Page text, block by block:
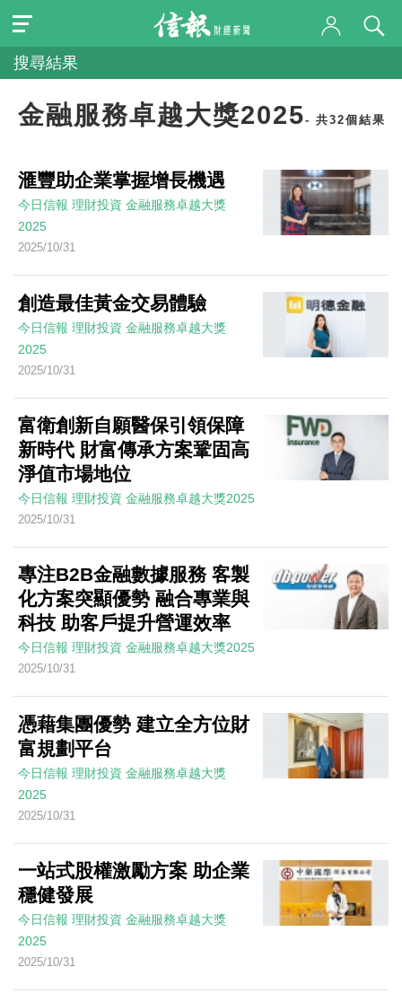
搜尋結果
金融服務卓越大獎2025- 共32個結果
滙豐助企業掌握增長機遇
今日信報 理財投資 金融服務卓越大獎
2025
2025/10/31
創造最佳黃金交易體驗
今日信報 理財投資 金融服務卓越大獎
2025
2025/10/31
富衛創新自願醫保引領保障
新時代 財富傳承方案鞏固高
淨值市場地位
今日信報 理財投資 金融服務卓越大獎2025
2025/10/31
專注B2B金融數據服務 客製
化方案突顯優勢 融合專業與
科技 助客戶提升營運效率
今日信報 理財投資 金融服務卓越大獎2025
2025/10/31
憑藉集團優勢 建立全方位財
富規劃平台
今日信報 理財投資 金融服務卓越大獎
2025
2025/10/31
一站式股權激勵方案 助企業
穩健發展
今日信報 理財投資 金融服務卓越大獎
2025
2025/10/31